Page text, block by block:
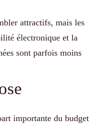
attractifs, mais les
électronique et la
sont parfois moins
importante du budget